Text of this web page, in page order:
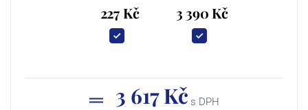
227 Kč 3 390 Kč
3 617 Kč s DPH